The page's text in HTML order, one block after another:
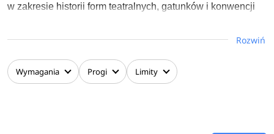
w zakresie historii form teatralnych, gatunków i konwencji
aktorskiej, przekazują wiedzę o instytucjach życia
i własności intelektualnej.
Rozwiń
Wymagania Progi Limity